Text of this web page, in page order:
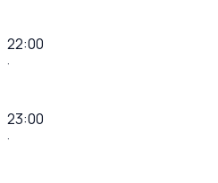
22:00
·
23:00
·